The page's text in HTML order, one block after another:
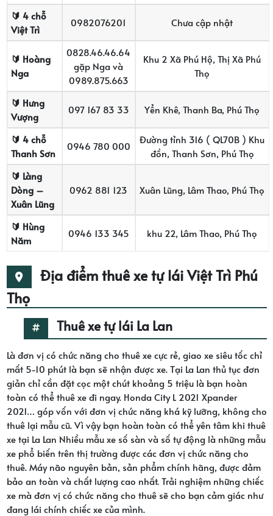
🔰 4 chỗ
Việt Trì
0982076201 Chưa cập nhật
🔰 Hoàng
Nga
0828.46.46.64
gặp Nga và
0989.875.663
Khu 2 Xã Phú Hộ, Thị Xã Phú
Thọ
🔰 Hưng
Vượng
097 167 83 33 Yển Khê, Thanh Ba, Phú Thọ
🔰 4 chỗ
Thanh Sơn
0946 780 000
Đường tỉnh 316 ( QL70B ) Khu
đồn, Thanh Sơn, Phú Thọ
🔰 Làng
Dòng –
Xuân Lũng
0962 881 123 Xuân Lũng, Lâm Thao, Phú Thọ
🔰 Hùng
Năm
0946 133 345 khu 22, Lâm Thao, Phú Thọ
Địa điểm thuê xe tự lái Việt Trì Phú
Thọ
Thuê xe tự lái La Lan
Là đơn vị có chức năng cho thuê xe cực rẻ, giao xe siêu tốc chỉ
mất 5-10 phút là bạn sẽ nhận được xe. Tại La Lan thủ tục đơn
giản chỉ cần đặt cọc một chút khoảng 5 triệu là bạn hoàn
toàn có thể thuê xe đi ngay. Honda City L 2021 Xpander
2021… góp vốn với đơn vị chức năng khá kỹ lưỡng, không cho
thuê lại mẫu cũ. Vì vậy bạn hoàn toàn có thể yên tâm khi thuê
xe tại La Lan Nhiều mẫu xe số sàn và số tự động là những mẫu
xe phổ biến trên thị trường được các đơn vị chức năng cho
thuê. Máy não nguyên bản, sản phẩm chính hãng, được đảm
bảo an toàn và chất lượng cao nhất. Trải nghiệm những chiếc
xe mà đơn vị có chức năng cho thuê sẽ cho bạn cảm giác như
đang lái chính chiếc xe của mình.